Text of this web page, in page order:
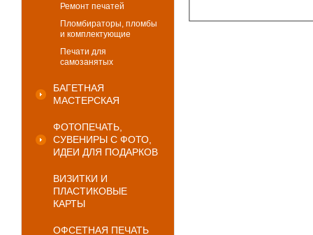
Ремонт печатей
Пломбираторы, пломбы
и комплектующие
Печати для
самозанятых
БАГЕТНАЯ
МАСТЕРСКАЯ
ФОТОПЕЧАТЬ,
СУВЕНИРЫ С ФОТО,
ИДЕИ ДЛЯ ПОДАРКОВ
ВИЗИТКИ И
ПЛАСТИКОВЫЕ
КАРТЫ
ОФСЕТНАЯ ПЕЧАТЬ